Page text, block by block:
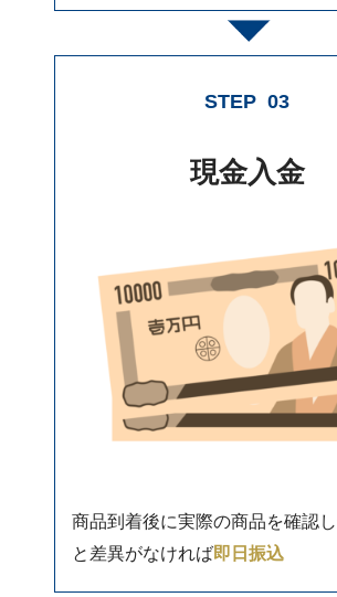
STEP 03
現金入金
商品到着後に実際の商品を確認
と差異がなければ即日振込